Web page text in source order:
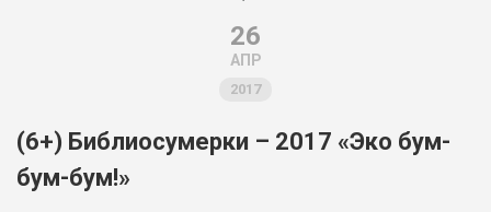
26
АПР
2017
(6+) Библиосумерки – 2017 «Эко бум-
бум-бум!»